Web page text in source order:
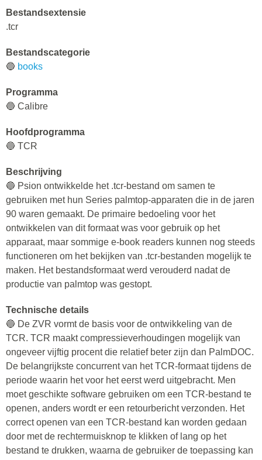
Bestandsextensie
.tcr
Bestandscategorie
🔵 books
Programma
🔵 Calibre
Hoofdprogramma
🔵 TCR
Beschrijving
🔵 Psion ontwikkelde het .tcr-bestand om samen te
gebruiken met hun Series palmtop-apparaten die in de jaren
90 waren gemaakt. De primaire bedoeling voor het
ontwikkelen van dit formaat was voor gebruik op het
apparaat, maar sommige e-book readers kunnen nog steeds
functioneren om het bekijken van .tcr-bestanden mogelijk te
maken. Het bestandsformaat werd verouderd nadat de
productie van palmtop was gestopt.
Technische details
🔵 De ZVR vormt de basis voor de ontwikkeling van de
TCR. TCR maakt compressieverhoudingen mogelijk van
ongeveer vijftig procent die relatief beter zijn dan PalmDOC.
De belangrijkste concurrent van het TCR-formaat tijdens de
periode waarin het voor het eerst werd uitgebracht. Men
moet geschikte software gebruiken om een TCR-bestand te
openen, anders wordt er een retourbericht verzonden. Het
correct openen van een TCR-bestand kan worden gedaan
door met de rechtermuisknop te klikken of lang op het
bestand te drukken, waarna de gebruiker de toepassing kan